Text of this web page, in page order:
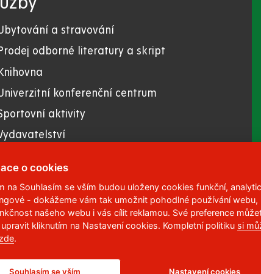
a stravování
Prodej odborné literatury a skript
Knihovna
konferenční centrum
aktivity
,532 10 Pardubice 2
o cookies
na Souhlasím se vším budou uloženy cookies funkční,
- dokážeme vám tak umožnit pohodlné používání webu,
našeho webu i vás cílit reklamou. Své preference
kliknutím na Nastavení cookies. Kompletní politiku si
.
Souhlasím se vším Nastavení cookies